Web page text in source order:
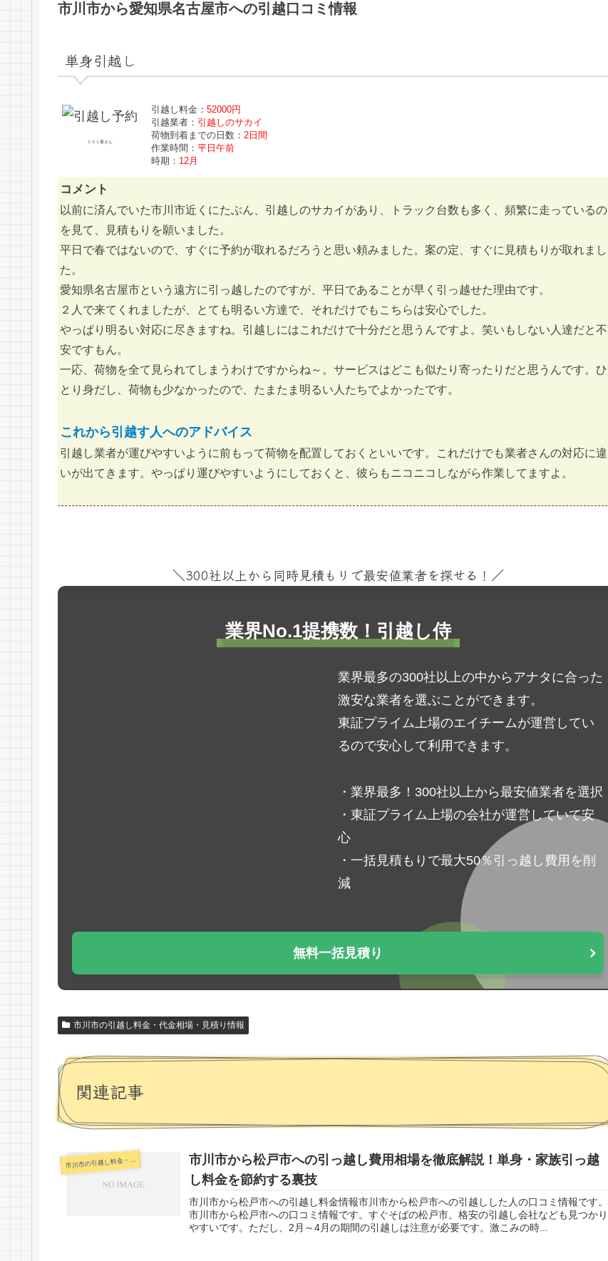
市川市から愛知県名古屋市への引越口コミ情報
単身引越し
１０１番さん
引越し料金： 52000円
引越業者： 引越しのサカイ
荷物到着までの日数： 2日間
作業時間： 平日午前
時期： 12月
コメント
以前に済んでいた市川市近くにたぶん、引越しのサカイがあり、トラック台数も多く、頻繁に走っているの
を見て、見積もりを願いました。
平日で春ではないので、すぐに予約が取れるだろうと思い頼みました。案の定、すぐに見積もりが取れまし
た。
愛知県名古屋市という遠方に引っ越したのですが、平日であることが早く引っ越せた理由です。
２人で来てくれましたが、とても明るい方達で、それだけでもこちらは安心でした。
やっぱり明るい対応に尽きますね。引越しにはこれだけで十分だと思うんですよ。笑いもしない人達だと不
安ですもん。
一応、荷物を全て見られてしまうわけですからね～。サービスはどこも似たり寄ったりだと思うんです。ひ
とり身だし、荷物も少なかったので、たまたま明るい人たちでよかったです。
これから引越す人へのアドバイス
引越し業者が運びやすいように前もって荷物を配置しておくといいです。これだけでも業者さんの対応に違
いが出てきます。やっぱり運びやすいようにしておくと、彼らもニコニコしながら作業してますよ。
＼300社以上から同時見積もりで最安値業者を探せる！／
業界No.1提携数！引越し侍
業界最多の300社以上の中からアナタに合った
激安な業者を選ぶことができます。
東証プライム上場のエイチームが運営してい
るので安心して利用できます。
・業界最多！300社以上から最安値業者を選択
・東証プライム上場の会社が運営していて安
心
・一括見積もりで最大50％引っ越し費用を削
減
無料一括見積り
市川市の引越し料金・代金相場・見積り情報
関連記事
市 川市の引越し料金・代金相場・見積り情報
市川市から松戸市への引っ越し費用相場を徹底解説！単身・家族引っ越
し料金を節約する裏技
市川市から松戸市への引越し料金情報市川市から松戸市への引越しした人の口コミ情報です。
市川市から松戸市への口コミ情報です。すぐそばの松戸市。格安の引越し会社なども見つかり
やすいです。ただし、2月～4月の期間の引越しは注意が必要です。激こみの時...